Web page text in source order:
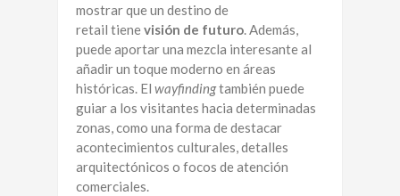
mostrar que un destino de
retail tienevisión de futuro. Además,
puede aportar una mezcla interesante al
añadir un toque moderno en áreas
históricas. El wayfindingtambién puede
guiar a los visitantes hacia determinadas
zonas, como una forma de destacar
acontecimientos culturales, detalles
arquitectónicos o focos de atención
comerciales.